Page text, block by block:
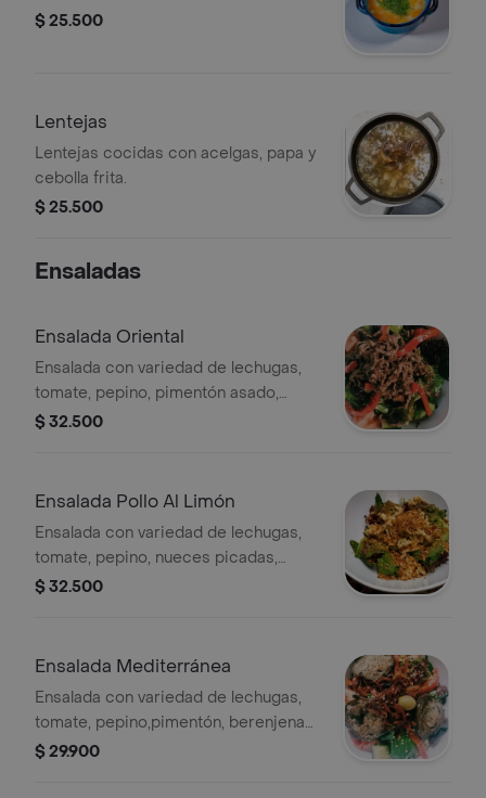
$ 25.500
Lentejas
Lentejas cocidas con acelgas, papa y
cebolla frita.
$ 25.500
Ensaladas
Ensalada Oriental
Ensalada con variedad de lechugas,
tomate, pepino, pimentón asado,
aceituna calamata y finas tajadas de
$ 32.500
Ensalada Pollo Al Limón
Ensalada con variedad de lechugas,
tomate, pepino, nueces picadas,
pechuga de pollo marinada en limón y
$ 32.500
Ensalada Mediterránea
Ensalada con variedad de lechugas,
tomate, pepino,pimentón, berenjena
asada, aceitunas, cebolla frita y
$ 29.900